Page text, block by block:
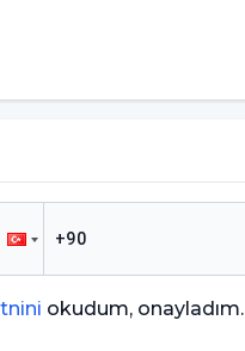
okudum, onayladım.